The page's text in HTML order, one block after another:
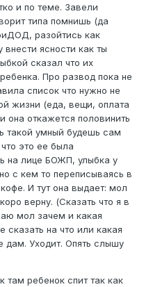
и по теме. Завели
типа помнишь (да
разойтись как
ясности как ты
сказал что их
Про развод пока не
список что нужно не
жизни (еда, вещи, оплата
она откажется половинить
такой умный будешь сам
это ее была
на лице БОЖП, улыбка у
с кем то переписываясь в
И тут она выдает: мол
верну. (Сказать что я в
мол зачем и какая
сказать на что или какая
Уходит. Опять слышу
ребенок спит так как